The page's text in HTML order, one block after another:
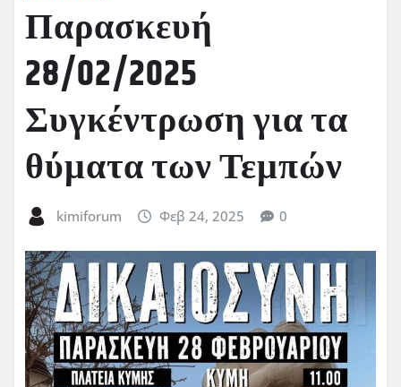
Παρασκευή
28/02/2025
Συγκέντρωση για τα
θύματα των Τεμπών
kimiforum Φεβ 24, 2025 0